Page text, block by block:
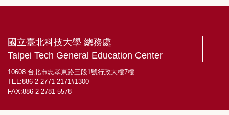
:::
國立臺北科技大學 總務處
Taipei Tech General Education Center
10608 台北市忠孝東路三段1號行政大樓7樓
TEL:886-2-2771-2171#1300
FAX:886-2-2781-5578